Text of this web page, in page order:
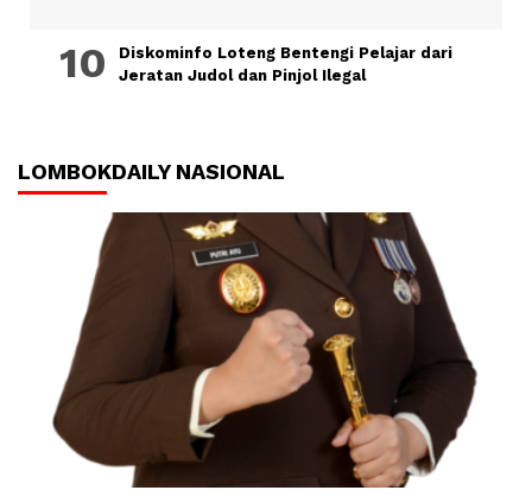
Diskominfo Loteng Bentengi Pelajar dari
Jeratan Judol dan Pinjol Ilegal
LOMBOKDAILY NASIONAL